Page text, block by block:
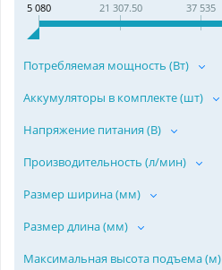
5 080 21 307.50 37 535
Потребляемая мощность (Вт)
Аккумуляторы в комплекте (шт)
Напряжение питания (В)
Производительность (л/мин)
Размер ширина (мм)
Размер длина (мм)
Максимальная высота подъема (м)